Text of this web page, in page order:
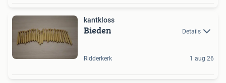
kantkloss
Bieden Details
Ridderkerk 1 aug 26